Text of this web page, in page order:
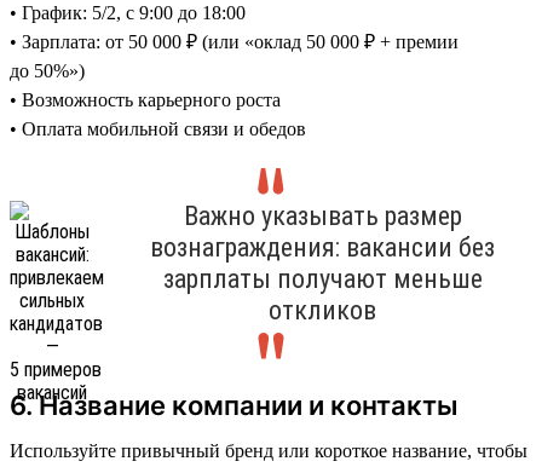
• График: 5/2, с 9:00 до 18:00
• Зарплата: от 50 000 ₽ (или «оклад 50 000 ₽ + премии
до 50%»)
• Возможность карьерного роста
• Оплата мобильной связи и обедов
Важно указывать размер
вознаграждения: вакансии без
зарплаты получают меньше
откликов
6. Название компании и контакты
Используйте привычный бренд или короткое название, чтобы